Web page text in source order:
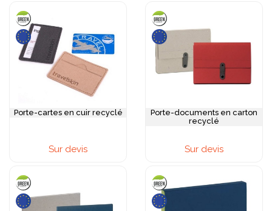
Porte-cartes en cuir recyclé
Sur devis
Porte-documents en carton
recyclé
Sur devis